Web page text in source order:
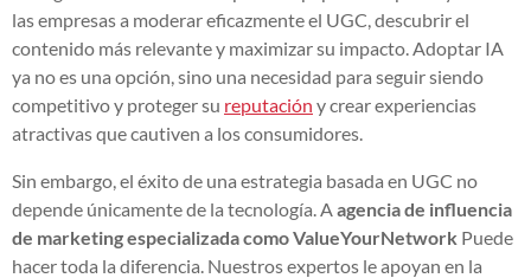
las empresas a moderar eficazmente el UGC, descubrir el
contenido más relevante y maximizar su impacto. Adoptar IA
ya no es una opción, sino una necesidad para seguir siendo
competitivo y proteger su reputación y crear experiencias
atractivas que cautiven a los consumidores.
Sin embargo, el éxito de una estrategia basada en UGC no
depende únicamente de la tecnología. A agencia de influencia
de marketing especializadacomo ValueYourNetwork Puede
hacer toda la diferencia. Nuestros expertos le apoyan en la